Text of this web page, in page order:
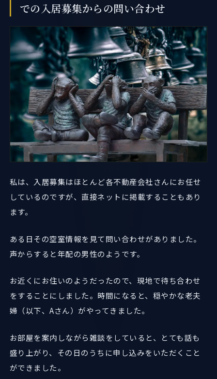
での入居募集からの問い合わせ
私は、入居募集はほとんど各不動産会社さんにお任せ
しているのですが、直接ネットに掲載することもあり
ます。
ある日その空室情報を見て問い合わせがありました。
声からすると年配の男性のようです。
お近くにお住いのようだったので、現地で待ち合わせ
をすることにしました。時間になると、穏やかな老夫
婦（以下、Aさん）がやってきました。
お部屋を案内しながら雑談をしていると、とても話も
盛り上がり、その日のうちに申し込みをいただくこと
ができました。